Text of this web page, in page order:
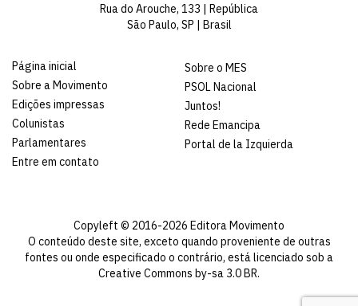
Rua do Arouche, 133 | República
São Paulo, SP | Brasil
Página inicial
Sobre a Movimento
Edições impressas
Colunistas
Parlamentares
Entre em contato
Sobre o MES
PSOL Nacional
Juntos!
Rede Emancipa
Portal de la Izquierda
Copyleft © 2016-2026 Editora Movimento
O conteúdo deste site, exceto quando proveniente de outras
fontes ou onde especificado o contrário, está licenciado sob a
Creative Commons by-sa 3.0 BR.